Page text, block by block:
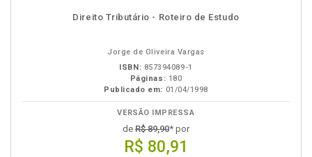
Direito Tributário - Roteiro de Estudo
Jorge de Oliveira Vargas
ISBN: 857394089-1
Páginas: 180
Publicado em: 01/04/1998
VERSÃO IMPRESSA
de R$ 89,90* por
R$ 80,91